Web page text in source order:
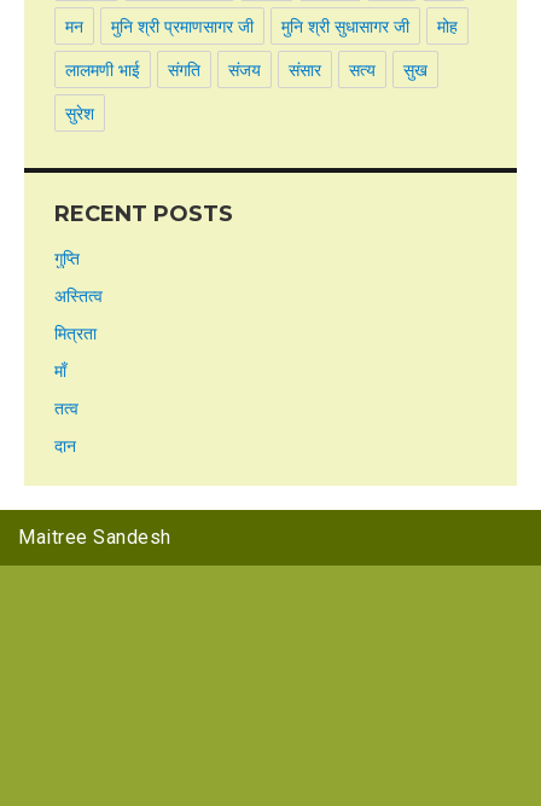
मन मुनि श्री प्रमाणसागर जी मुनि श्री सुधासागर जी मोह
लालमणी भाई संगति संजय संसार सत्य सुख
सुरेश
RECENT POSTS
गुप्ति
अस्तित्व
मित्रता
माँ
तत्व
दान
Maitree Sandesh